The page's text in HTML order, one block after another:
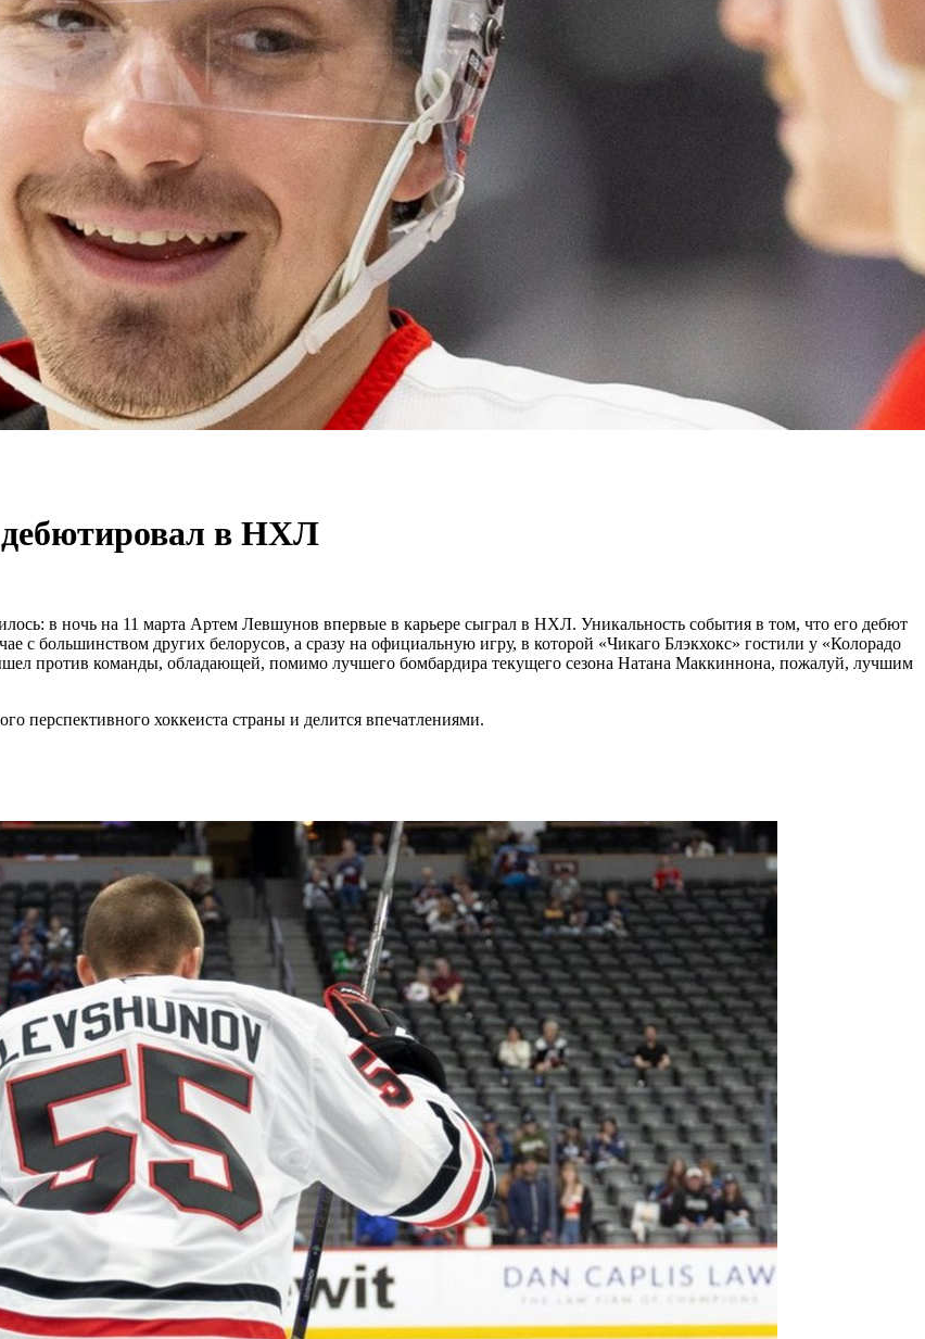
в НХЛ
в ночь на 11 марта Артем Левшунов впервые в карьере сыграл в НХЛ. Уникальность события в том, что его дебют
с большинством других белорусов, а сразу на официальную игру, в которой «Чикаго Блэкхокс» гостили у «Колорадо
против команды, обладающей, помимо лучшего бомбардира текущего сезона Натана Маккиннона, пожалуй, лучшим
перспективного хоккеиста страны и делится впечатлениями.